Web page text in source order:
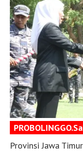
Provinsi Jawa